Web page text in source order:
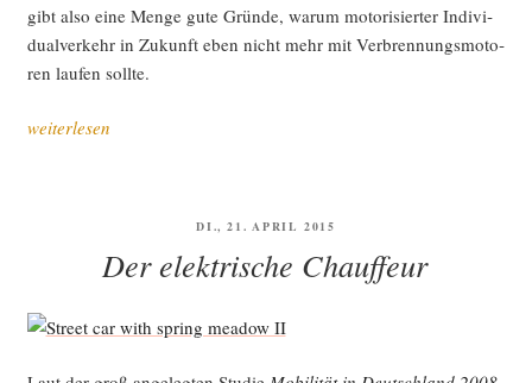
gibt also eine Men­ge gute Grün­de, war­um moto­ri­sier­ter Indi­vi­
du­al­ver­kehr in Zukunft eben nicht mehr mit Ver­bren­nungs­mo­to­
ren lau­fen sollte.
„Auto­
len
weiterlesen
VERÖFFENTLICHT
DI., 21. APRIL 2015
Der elektrische Chauffeur